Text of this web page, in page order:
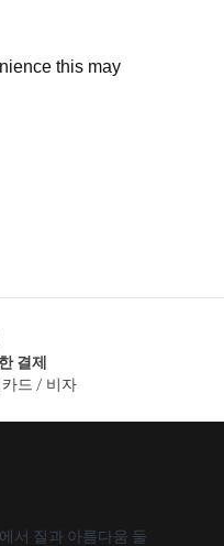
this may
결제
드 / 비자
서 질과 아름다움 둘